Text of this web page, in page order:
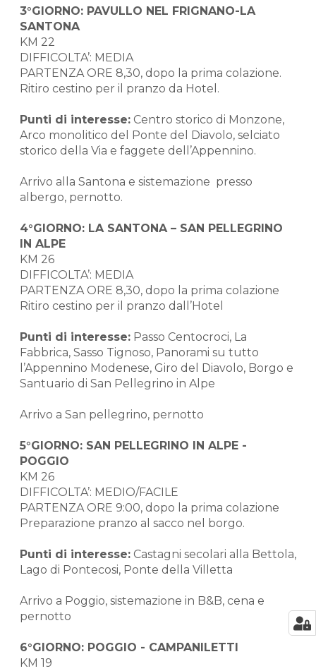
3°GIORNO: PAVULLO NEL FRIGNANO-LA
SANTONA
KM 22
DIFFICOLTA’: MEDIA
PARTENZA ORE 8,30, dopo la prima colazione.
Ritiro cestino per il pranzo da Hotel.
Punti di interesse: Centro storico di Monzone,
Arco monolitico del Ponte del Diavolo, selciato
storico della Via e faggete dell’Appennino.
Arrivo alla Santona e sistemazione presso
albergo, pernotto.
4°GIORNO: LA SANTONA – SAN PELLEGRINO
IN ALPE
KM 26
DIFFICOLTA’: MEDIA
PARTENZA ORE 8,30, dopo la prima colazione
Ritiro cestino per il pranzo dall’Hotel
Punti di interesse: Passo Centocroci, La
Fabbrica, Sasso Tignoso, Panorami su tutto
l’Appennino Modenese, Giro del Diavolo, Borgo e
Santuario di San Pellegrino in Alpe
Arrivo a San pellegrino, pernotto
5°GIORNO: SAN PELLEGRINO IN ALPE -
POGGIO
KM 26
DIFFICOLTA’: MEDIO/FACILE
PARTENZA ORE 9:00, dopo la prima colazione
Preparazione pranzo al sacco nel borgo.
Punti di interesse: Castagni secolari alla Bettola,
Lago di Pontecosi, Ponte della Villetta
Arrivo a Poggio, sistemazione in B&B, cena e
pernotto
6°GIORNO: POGGIO - CAMPANILETTI
KM 19